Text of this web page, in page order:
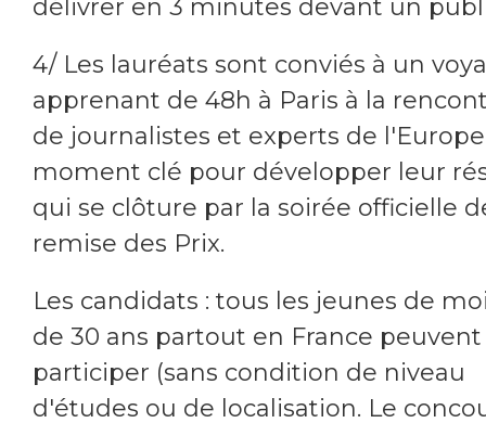
délivrer en 3 minutes devant un
4/ Les lauréats sont conviés à un
apprenant de 48h à Paris à la
de journalistes et experts de
moment clé pour développer leur
qui se clôture par la soirée officielle
remise des Prix.
Les candidats : tous les jeunes de
de 30 ans partout en France peuvent
participer (sans condition de niveau
d'études ou de localisation. Le